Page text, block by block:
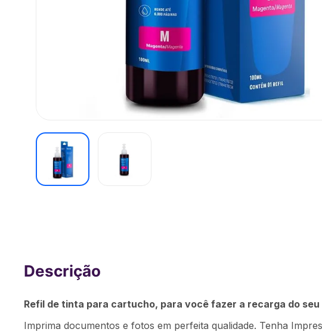
Epson - RF007OUT [Reembalado]
Refil de tinta para cartucho, para você fazer a recarga do
Imprima documentos e fotos em perfeita qualidade. Tenha